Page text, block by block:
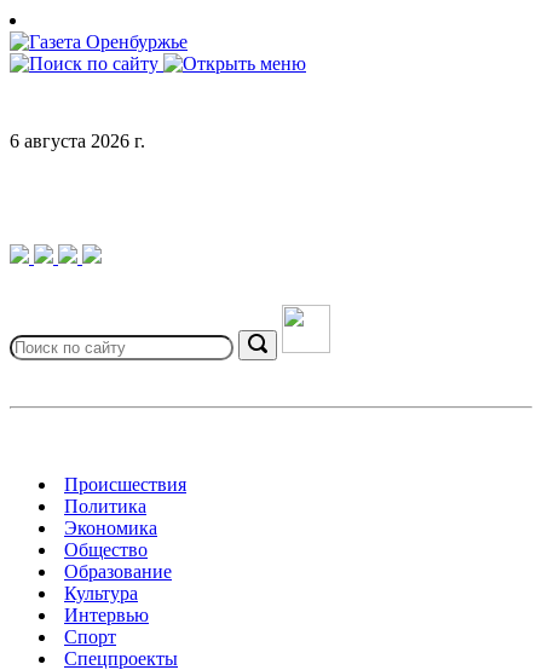
Skip
to
content
6 августа 2026 г.
for:
Search
Происшествия
Политика
Экономика
Общество
Образование
Культура
Интервью
Спорт
Спецпроекты